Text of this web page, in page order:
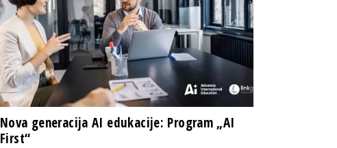
Nova generacija AI edukacije: Program „AI
First“